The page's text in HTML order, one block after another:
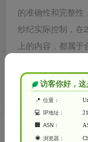
的准确性和完整性
纱纪实际控制，在
上的内容，都属
水木纱纪致力于
相关导航